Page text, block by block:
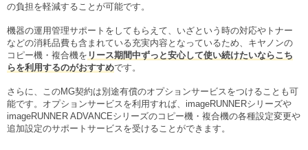
の負担を軽減することが可能です。
機器の運用管理サポートをしてもらえて、いざという時の対応やトナー
などの消耗品費も含まれている充実内容となっているため、キヤノンの
コピー機・複合機を リース期間中ずっと安心して使い続けたいならこち
らを利用するのがおすすめです。
さらに、このMG契約は別途有償のオプションサービスをつけることも可
能です。オプションサービスを利用すれば、imageRUNNERシリーズや
imageRUNNER ADVANCEシリーズのコピー機・複合機の各種設定変更や
追加設定のサポートサービスを受けることができます。